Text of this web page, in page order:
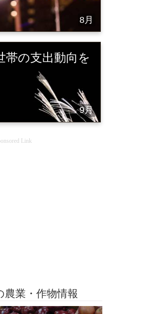
8月
帯の支出動向を
9月
Link
農業・作物情報